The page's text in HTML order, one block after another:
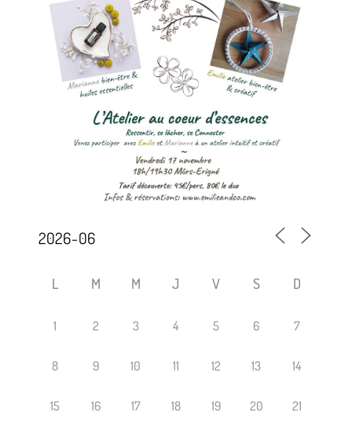
L M M J V S D
1 2 3 4 5 6 7
8 9 10 11 12 13 14
15 16 17 18 19 20 21